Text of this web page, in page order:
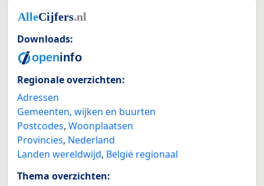
Downloads:
Regionale overzichten:
Adressen
Gemeenten, wijken en buurten
Postcodes, Woonplaatsen
Provincies, Nederland
Landen wereldwijd, België regionaal
Thema overzichten: